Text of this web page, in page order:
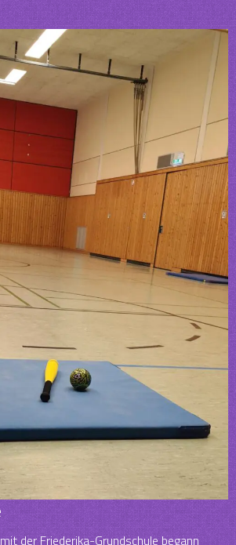
der Friederika-Grundschule begann